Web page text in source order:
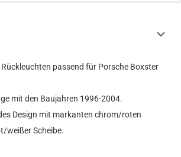
Rückleuchten passend für Porsche Boxster
mit den Baujahren 1996-2004.
Design mit markanten chrom/roten
weißer Scheibe.